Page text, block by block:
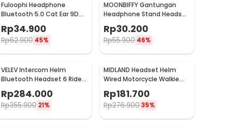
Fuloophi Headphone
Bluetooth 5.0 Cat Ear 9D
Sound Foldable 150mAh -
P47M
Rp34.900
Rp62.900 45%
MOONBIFFY Gantungan
Headphone Stand Headset
Holder Minimalist Bracket -
Z6
Rp30.200
Rp55.900 46%
VELEV Intercom Helm
Bluetooth Headset 6 Riders
Call IPX6 1000mAh - D2-6X
Rp284.000
Rp355.900 21%
MIDLAND Headset Helm
Wired Motorcycle Walkie
Talkie 2 Pin ANC - MD2
Rp181.700
Rp276.90035%